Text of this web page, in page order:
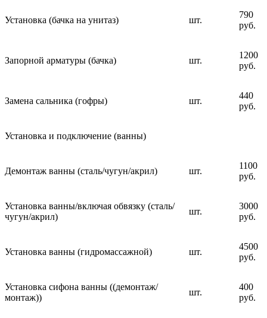
Установка (бачка на унитаз) шт.
790
руб.
Запорной арматуры (бачка) шт.
1200
руб.
Замена сальника (гофры) шт.
440
руб.
Установка и подключение (ванны)
Демонтаж ванны (сталь/чугун/акрил) шт.
1100
руб.
Установка ванны/включая обвязку (сталь/
чугун/акрил)
шт.
3000
руб.
Установка ванны (гидромассажной) шт.
4500
руб.
Установка сифона ванны ((демонтаж/
монтаж))
шт.
400
руб.